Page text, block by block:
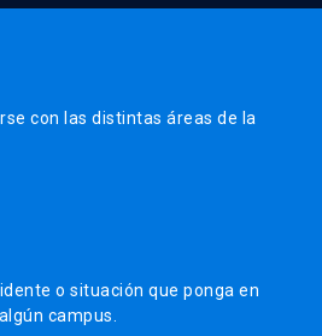
con las distintas áreas de la
o situación que ponga en
campus.